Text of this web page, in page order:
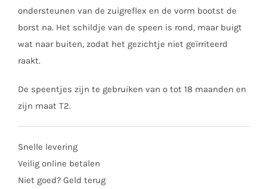
ondersteunen van de zuigreflex en de vorm bootst de
borst na. Het schildje van de speen is rond, maar buigt
wat naar buiten, zodat het gezichtje niet geïrriteerd
raakt.
De speentjes zijn te gebruiken van o tot 18 maanden en
zijn maat T2.
Snelle levering
Veilig online betalen
Niet goed? Geld terug